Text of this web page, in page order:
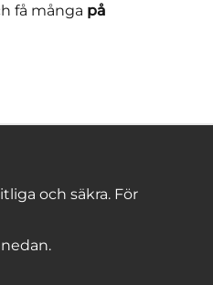
få många på
och säkra. För